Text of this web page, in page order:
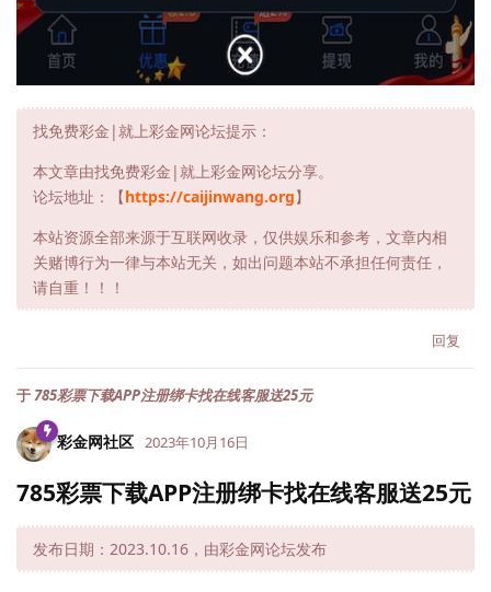
找免费彩金|就上彩金网论坛提示：
本文章由找免费彩金|就上彩金网论坛分享。
论坛地址：【https://caijinwang.org】
本站资源全部来源于互联网收录，仅供娱乐和参考，文章内相
关赌博行为一律与本站无关，如出问题本站不承担任何责任，
请自重！！！
回复
于785彩票下载APP注册绑卡找在线客服送25元
彩金网社区 2023年10月16日
785彩票下载APP注册绑卡找在线客服送25元
发布日期：2023.10.16，由彩金网论坛发布